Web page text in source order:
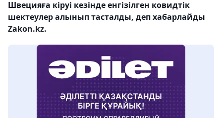
Швецияға кіруі кезінде енгізілген ковидтік
шектеулер алынып тасталды, деп хабарлайды
Zakon.kz.